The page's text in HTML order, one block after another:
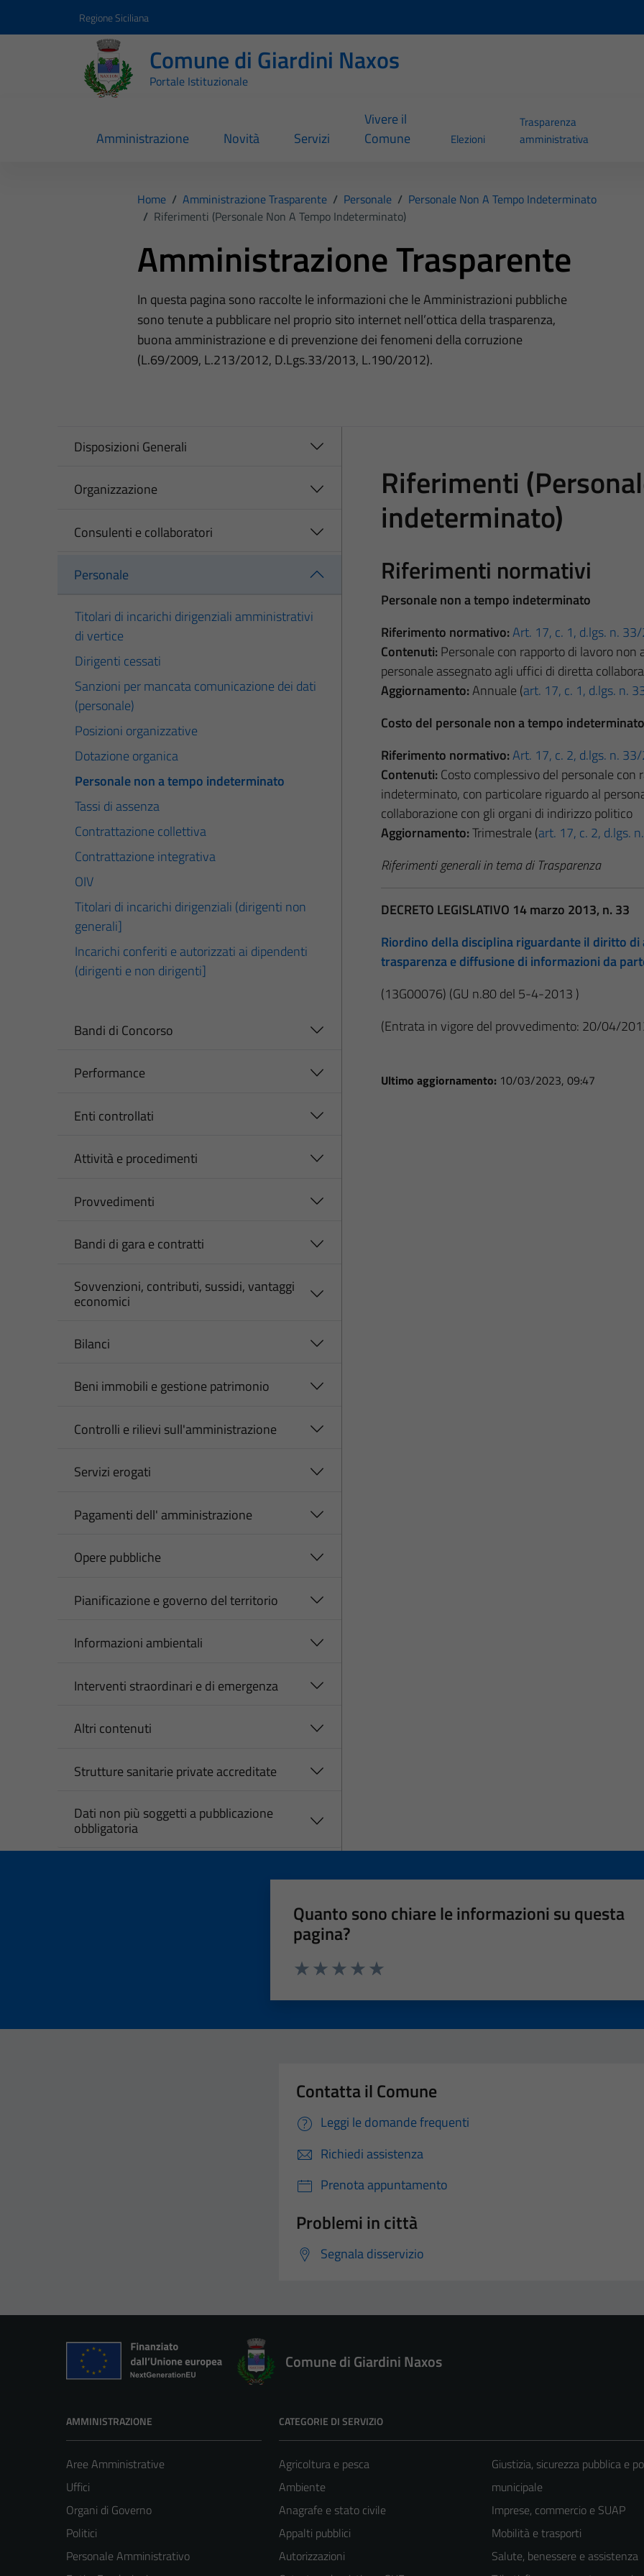
Regione Siciliana
Comune di Giardini Naxos
Portale Istituzionale
Amministrazione Novità Servizi
Vivere il
Comune
Elezioni
Trasparenza
amministrativa
Home / Amministrazione Trasparente / Personale / Personale Non A Tempo Indeterminato
/ Riferimenti (Personale Non A Tempo Indeterminato)
Amministrazione Trasparente
In questa pagina sono raccolte le informazioni che le Amministrazioni pubbliche
sono tenute a pubblicare nel proprio sito internet nell’ottica della trasparenza,
buona amministrazione e di prevenzione dei fenomeni della corruzione
(L.69/2009, L.213/2012, D.Lgs.33/2013, L.190/2012).
Disposizioni Generali
Organizzazione
Consulenti e collaboratori
Personale
Titolari di incarichi dirigenziali amministrativi
di vertice
Dirigenti cessati
Sanzioni per mancata comunicazione dei dati
(personale)
Posizioni organizzative
Dotazione organica
Personale non a tempo indeterminato
Tassi di assenza
Contrattazione collettiva
Contrattazione integrativa
OIV
Titolari di incarichi dirigenziali (dirigenti non
generali]
Incarichi conferiti e autorizzati ai dipendenti
(dirigenti e non dirigenti]
Bandi di Concorso
Performance
Enti controllati
Attività e procedimenti
Provvedimenti
Bandi di gara e contratti
Sovvenzioni, contributi, sussidi, vantaggi
economici
Bilanci
Beni immobili e gestione patrimonio
Controlli e rilievi sull'amministrazione
Servizi erogati
Pagamenti dell' amministrazione
Opere pubbliche
Pianificazione e governo del territorio
Informazioni ambientali
Interventi straordinari e di emergenza
Altri contenuti
Strutture sanitarie private accreditate
Dati non più soggetti a pubblicazione
obbligatoria
Riferimenti
indeterminato)
Riferimenti normativi
Personale non a tempo indeterminato
Riferimento normativo:Art. 17, c. 1, d.lgs. n.
Contenuti: Personale con rapporto di lavoro
personale assegnato agli uffici di diretta
Aggiornamento:Annuale (art. 17, c. 1, d.lgs. n.
Costo del personale non a tempo indeterminato
Riferimento normativo:Art. 17, c. 2, d.lgs. n.
Contenuti: Costo complessivo del personale
indeterminato, con particolare riguardo al
collaborazione con gli organi di indirizzo politico
Aggiornamento:Trimestrale (art. 17, c. 2, d.lgs.
Riferimenti generali in tema di Trasparenza
DECRETO LEGISLATIVO 14 marzo 2013, n. 33
Riordino della disciplina riguardante il diritto di
trasparenza e diffusione di informazioni da
(13G00076) (GU n.80 del 5-4-2013 )
(Entrata in vigore del provvedimento: 20/04/
Ultimo aggiornamento: 10/03/2023, 09:47
Quanto sono chiare le informazioni su questa
pagina?
Contatta il Comune
Leggi le domande frequenti
Richiedi assistenza
Prenota appuntamento
Problemi in città
Segnala disservizio
Comune di Giardini Naxos
AMMINISTRAZIONE
Aree Amministrative
Uffici
Organi di Governo
Politici
Personale Amministrativo
CATEGORIE DI SERVIZIO
Agricoltura e pesca
Ambiente
Anagrafe e stato civile
Appalti pubblici
Autorizzazioni
Giustizia, sicurezza pubblica e
municipale
Imprese, commercio e SUAP
Mobilità e trasporti
Salute, benessere e assistenza